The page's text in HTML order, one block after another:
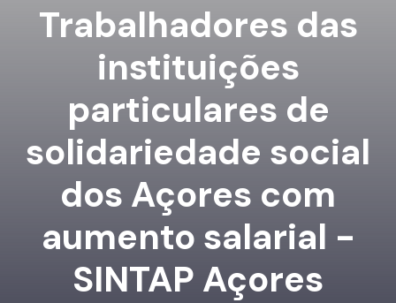
Trabalhadores das
instituições
particulares de
solidariedade social
dos Açores com
aumento salarial -
SINTAP Açores